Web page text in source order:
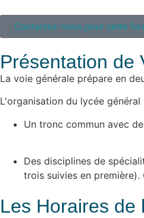
Contactez-nous pour cette
Présentation de
La voie générale prépare en
L'organisation du lycée
Un tronc commun avec
Des disciplines de
trois suivies en
Les Horaires de